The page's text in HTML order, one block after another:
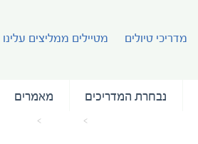
מדריכי טיולים מטיילים ממליצים עלינו
נבחרת המדריכים מאמרים